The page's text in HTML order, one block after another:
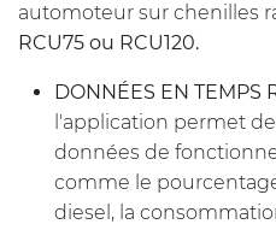
automoteur sur chenilles
RCU75 ou RCU120.
DONNÉES EN TEMPS
l'application permet
données de
comme le
diesel, la